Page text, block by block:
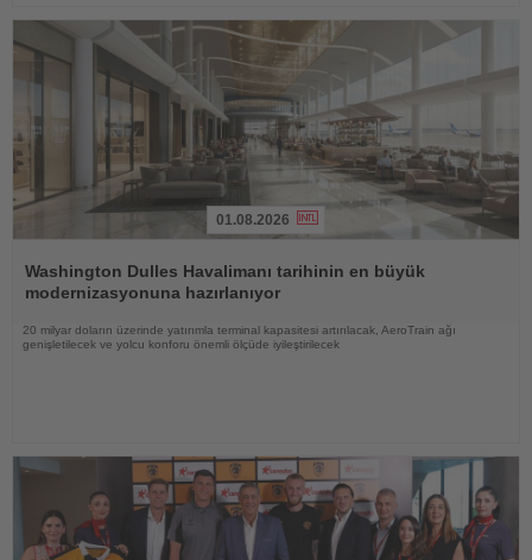
Oku
01.08.2026
Washington Dulles Havalimanı tarihinin en büyük
modernizasyonuna hazırlanıyor
20 milyar doların üzerinde yatırımla terminal kapasitesi artırılacak, AeroTrain ağı
genişletilecek ve yolcu konforu önemli ölçüde iyileştirilecek